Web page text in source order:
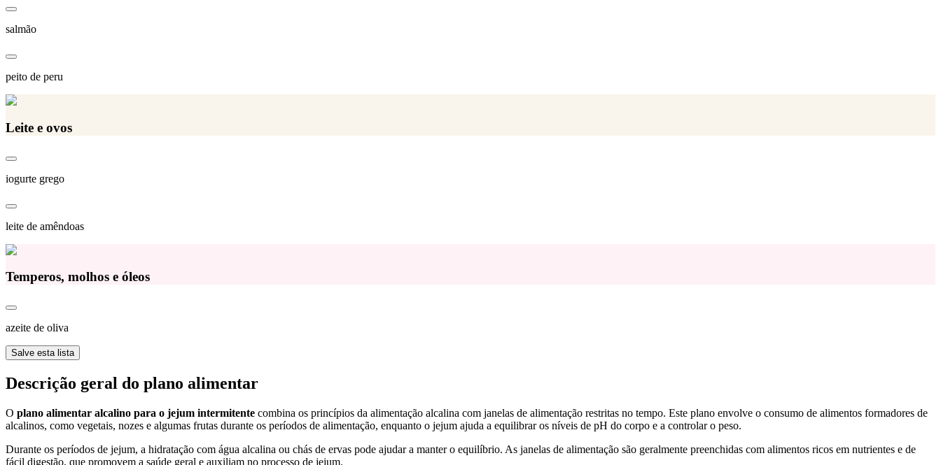
salmão
peito de peru
Leite e ovos
iogurte grego
leite de amêndoas
Temperos, molhos e óleos
azeite de oliva
Salve esta lista
Descrição geral do plano alimentar
O plano alimentar alcalino para o jejum intermitente combina os princípios da alimentação alcalina com janelas de alimentação restritas no tempo. Este plano envolve o consumo de alimentos formadores de
alcalinos, como vegetais, nozes e algumas frutas durante os períodos de alimentação, enquanto o jejum ajuda a equilibrar os níveis de pH do corpo e a controlar o peso.
Durante os períodos de jejum, a hidratação com água alcalina ou chás de ervas pode ajudar a manter o equilíbrio. As janelas de alimentação são geralmente preenchidas com alimentos ricos em nutrientes e de
fácil digestão, que promovem a saúde geral e auxiliam no processo de jejum.